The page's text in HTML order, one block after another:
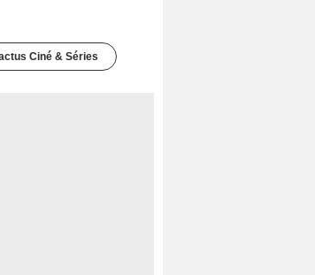
Ciné & Séries